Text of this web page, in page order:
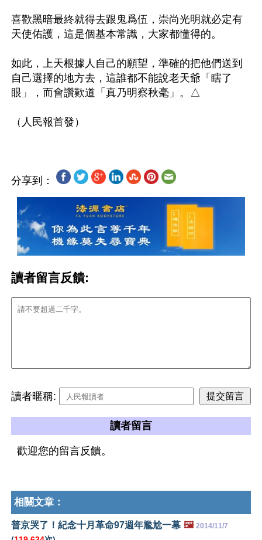
喜歡黑暗最終就得去跟鬼爲伍，崇尚光明就必定有
天使佑護，這是個基本常識，大家都懂得的。
如此，上天根據人自己的願望，準確的把他們送到
自己選擇的地方去，這誰都不能說老天爺「瞎了
眼」，而會讚歎道「真乃明察秋毫」。△
分享到：
讀者留言反饋:
讀者暱稱:
讀者留言
歡迎您的留言反饋。
相關文章：
普京哭了！紀念十月革命97週年尷尬一幕 🖼️ 2014/11/7